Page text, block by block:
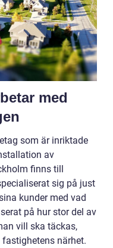
med
som är inriktade
av
finns till
sig på just
kunder med vad
på hur stor del av
vill ska täckas,
närhet.